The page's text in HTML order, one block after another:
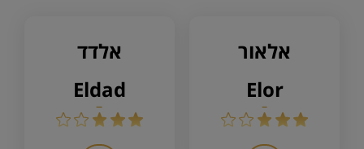
אלאור
elor
אלדד
eldad